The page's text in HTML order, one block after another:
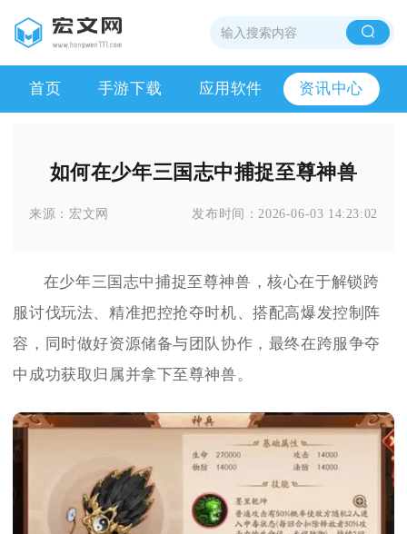
首页 手游下载 应用软件 资讯中心
如何在少年三国志中捕捉至尊神兽
来源： 宏文网 发布时间： 2026-06-03 14:23:02
在少年三国志中捕捉至尊神兽，核心在于解锁跨
服讨伐玩法、精准把控抢夺时机、搭配高爆发控制阵
容，同时做好资源储备与团队协作，最终在跨服争夺
中成功获取归属并拿下至尊神兽。